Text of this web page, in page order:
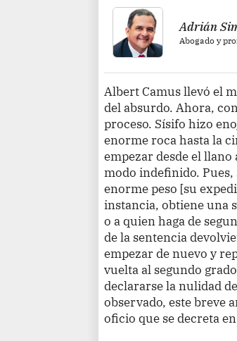
Adrián
Abogado y
Albert Camus llevó el
del absurdo. Ahora,
proceso. Sísifo hizo
enorme roca hasta la
empezar desde el
modo indefinido.
enorme peso [su
instancia, obtiene una
o a quien haga de
de la sentencia
empezar de nuevo y
vuelta al segundo
declararse la nulidad
observado, este breve
oficio que se decreta